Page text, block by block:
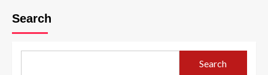
Search
Search